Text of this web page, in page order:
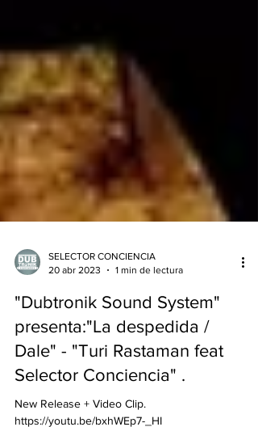
SELECTOR CONCIENCIA
"Dubtronik Sound System"
presenta:"La despedida /
Dale" - "Turi Rastaman feat
New Release + Video Clip.